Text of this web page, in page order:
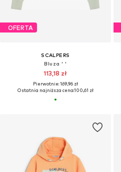
OFERTA
SCALPERS
Bluza ' '
113,18 zł
Pierwotnie: 169,96 zł
Ostatnia najniższa cena:100,61 zł